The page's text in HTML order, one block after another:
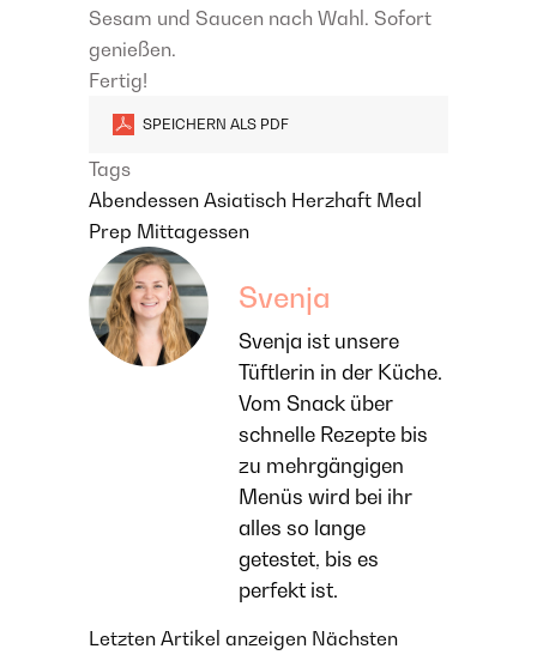
Sesam und Saucen nach Wahl. Sofort
genießen.
Fertig!
SPEICHERN ALS PDF
Tags
Abendessen Asiatisch Herzhaft Meal
Prep Mittagessen
Svenja
Svenja ist unsere
Tüftlerin in der Küche.
Vom Snack über
schnelle Rezepte bis
zu mehrgängigen
Menüs wird bei ihr
alles so lange
getestet, bis es
perfekt ist.
Letzten Artikel anzeigen Nächsten